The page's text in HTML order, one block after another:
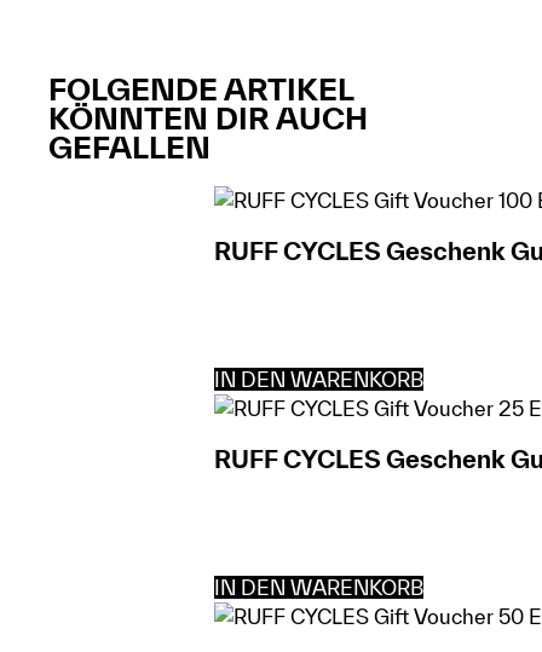
FOLGENDE ARTIKEL
KÖNNTEN DIR AUCH
GEFALLEN​​
RUFF CYCLES Geschenk
IN DEN WARENKORB
RUFF CYCLES Geschenk
IN DEN WARENKORB